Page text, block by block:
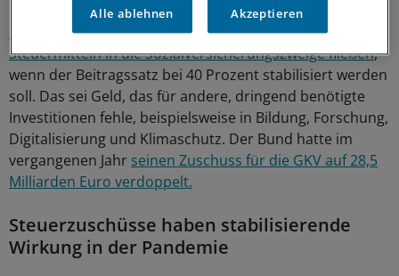
Seinen Berechnungen zufolge müssten in Summe
die nächsten vier Jahre zusätzlich 144 Milliarden Euro an
Steuermitteln in die Sozialversicherungszweige fließen,
wenn der Beitragssatz bei 40 Prozent stabilisiert werden
soll. Das sei Geld, das für andere, dringend benötigte
Investitionen fehle, beispielsweise in Bildung, Forschung,
Digitalisierung und Klimaschutz. Der Bund hatte im
vergangenen Jahr seinen Zuschuss für die GKV auf 28,5
Milliarden Euro verdoppelt.
Steuerzuschüsse haben stabilisierende
Wirkung in der Pandemie
Alle ablehnen Akzeptieren